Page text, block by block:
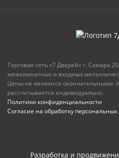
Торговая сеть «7 Дверей» г. Самара
межкомнатных и входных
Цены не являются окончательными.
рассчитывается индивидуально.
Политики конфиденциальности
Согласие на обработку
Разработка и